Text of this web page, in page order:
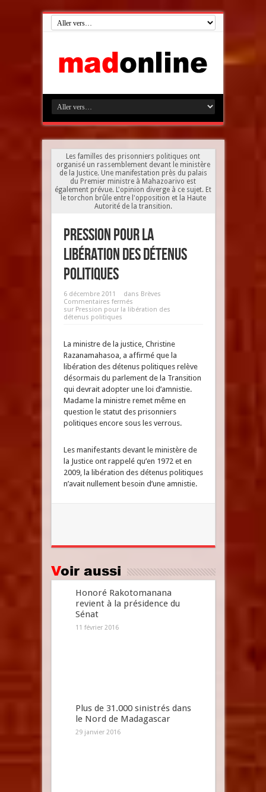
Les familles des prisonniers politiques ont
organisé un rassemblement devant le ministère
de la Justice. Une manifestation près du palais
du Premier ministre à Mahazoarivo est
également prévue. L'opinion diverge à ce sujet. Et
le torchon brûle entre l'opposition et la Haute
Autorité de la transition.
Pression pour la
libération des détenus
politiques
6 décembre 2011 dans Brèves
Commentaires fermés
sur Pression pour la libération des
détenus politiques
La ministre de la justice, Christine
Razanamahasoa, a affirmé que la
libération des détenus politiques relève
désormais du parlement de la Transition
qui devrait adopter une loi d’amnistie.
Madame la ministre remet même en
question le statut des prisonniers
politiques encore sous les verrous.
Les manifestants devant le ministère de
la Justice ont rappelé qu’en 1972 et en
2009, la libération des détenus politiques
n’avait nullement besoin d’une amnistie.
Voir aussi
Honoré Rakotomanana
revient à la présidence du
Sénat
11 février 2016
Plus de 31.000 sinistrés dans
le Nord de Madagascar
29 janvier 2016